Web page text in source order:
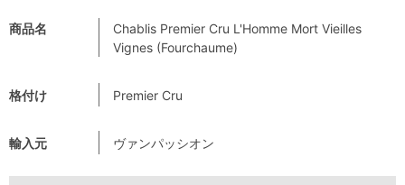
商品名
Chablis Premier Cru L'Homme Mort Vieilles
Vignes (Fourchaume)
格付け Premier Cru
輸入元 ヴァンパッシオン